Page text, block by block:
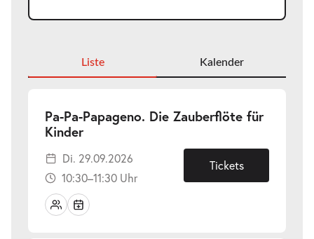
Liste Kalender
Pa-Pa-Papageno. Die Zauberflöte für
Kinder-
29.09.2026
Di. 29.09.2026
10:30–11:30 Uhr
Tickets